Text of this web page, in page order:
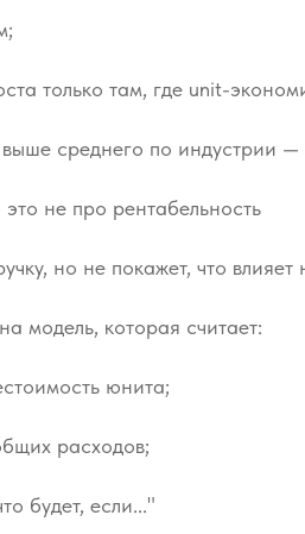
только там, где unit-
среднего по индустрии —
не про рентабельность
но не покажет, что влияет
модель, которая считает:
юнита;
расходов;
будет, если..."